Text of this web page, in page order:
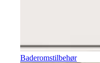
Baderomstilbehør